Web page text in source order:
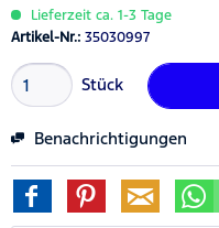
Lieferzeit ca. 1-3 Tage
Artikel-Nr.: 35030997
Stück
Benachrichtigungen